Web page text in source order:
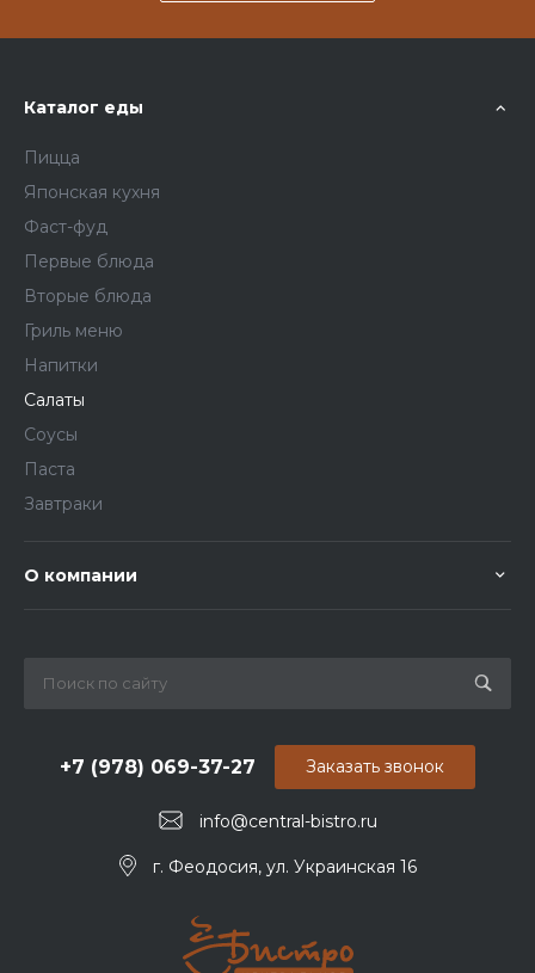
Каталог еды
Пицца
Японская кухня
Фаст-фуд
Первые блюда
Вторые блюда
Гриль меню
Напитки
Салаты
Соусы
Паста
Завтраки
О компании
info@central-bistro.ru
+7 (978) 069-37-27
г. Феодосия, ул. Украинская 16
Заказать звонок